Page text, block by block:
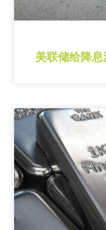
美联储给降